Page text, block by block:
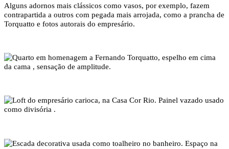
Alguns adornos mais clássicos como vasos, por exemplo, fazem
contrapartida a outros com pegada mais arrojada, como a prancha de
Torquatto e fotos autorais do empresário.